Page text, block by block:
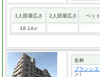
1人部屋広さ 2人部屋広さ ペッ
18.14㎡
名称
ブランシ
ン）